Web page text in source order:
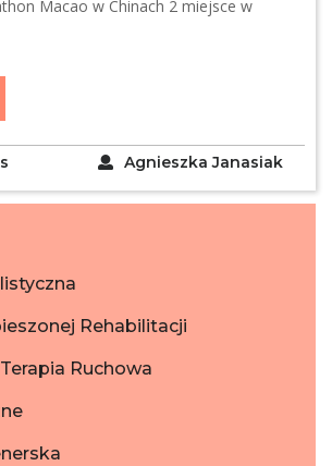
Macao w Chinach 2 miejsce w
Agnieszka Janasiak
Rehabilitacji
Ruchowa